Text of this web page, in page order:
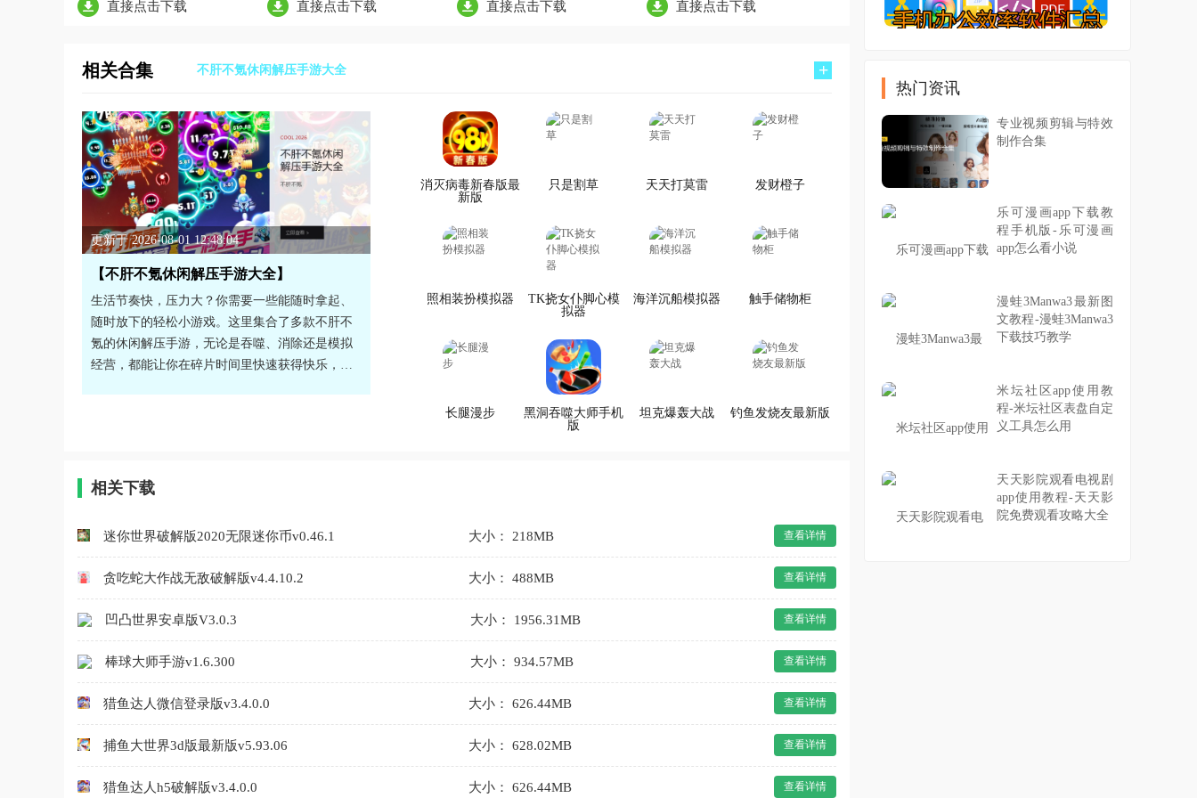
直接点击下载 直接点击下载 直接点击下载 直接点击下载
相关合集 不肝不氪休闲解压手游大全 +
更新于 2026-08-01 12:48:04
【不肝不氪休闲解压手游大全】
生活节奏快，压力大？你需要一些能随时拿起、
随时放下的轻松小游戏。这里集合了多款不肝不
氪的休闲解压手游，无论是吞噬、消除还是模拟
经营，都能让你在碎片时间里快速获得快乐，告
消灭病毒新春版最
新版
只是割草 天天打莫雷 发财橙子
照相装扮模拟器
TK挠女仆脚心模
拟器
海洋沉船模拟器 触手储物柜
长腿漫步
黑洞吞噬大师手机
版
坦克爆轰大战 钓鱼发烧友最新版
相关下载
迷你世界破解版2020无限迷你币v0.46.1 大小： 218MB 查看详情
贪吃蛇大作战无敌破解版v4.4.10.2 大小： 488MB 查看详情
凹凸世界安卓版V3.0.3 大小： 1956.31MB 查看详情
棒球大师手游v1.6.300 大小： 934.57MB 查看详情
猎鱼达人微信登录版v3.4.0.0 大小： 626.44MB 查看详情
捕鱼大世界3d版最新版v5.93.06 大小： 628.02MB 查看详情
猎鱼达人h5破解版v3.4.0.0 大小： 626.44MB 查看详情
热门资讯
专业视频剪辑与特效
制作合集
乐可漫画app下载教
程手机版-乐可漫画
app怎么看小说
漫蛙3Manwa3最新图
文教程-漫蛙3Manwa3
下载技巧教学
米坛社区app使用教
程-米坛社区表盘自定
义工具怎么用
天天影院观看电视剧
app使用教程-天天影
院免费观看攻略大全